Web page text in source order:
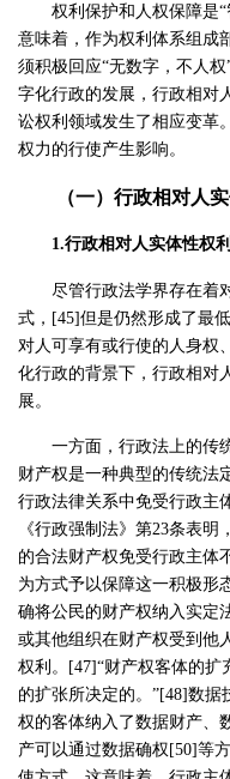
权利保护和人权保障是
意味着，作为权利体系组成
须积极回应“无数字，不人
字化行政的发展，行政相对
讼权利领域发生了相应变革
权力的行使产生影响。
（一）行政相对人
1.行政相对人实体性权
尽管行政法学界存在着
式，[45]但是仍然形成了最
对人可享有或行使的人身权
化行政的背景下，行政相对
展。
一方面，行政法上的传
财产权是一种典型的传统法
行政法律关系中免受行政主
《行政强制法》第23条表
的合法财产权免受行政主体
为方式予以保障这一积极形
确将公民的财产权纳入实定
或其他组织在财产权受到他
权利。[47]“财产权客体的扩
的扩张所决定的。”[48]数
权的客体纳入了数据财产、
产可以通过数据确权[50]等